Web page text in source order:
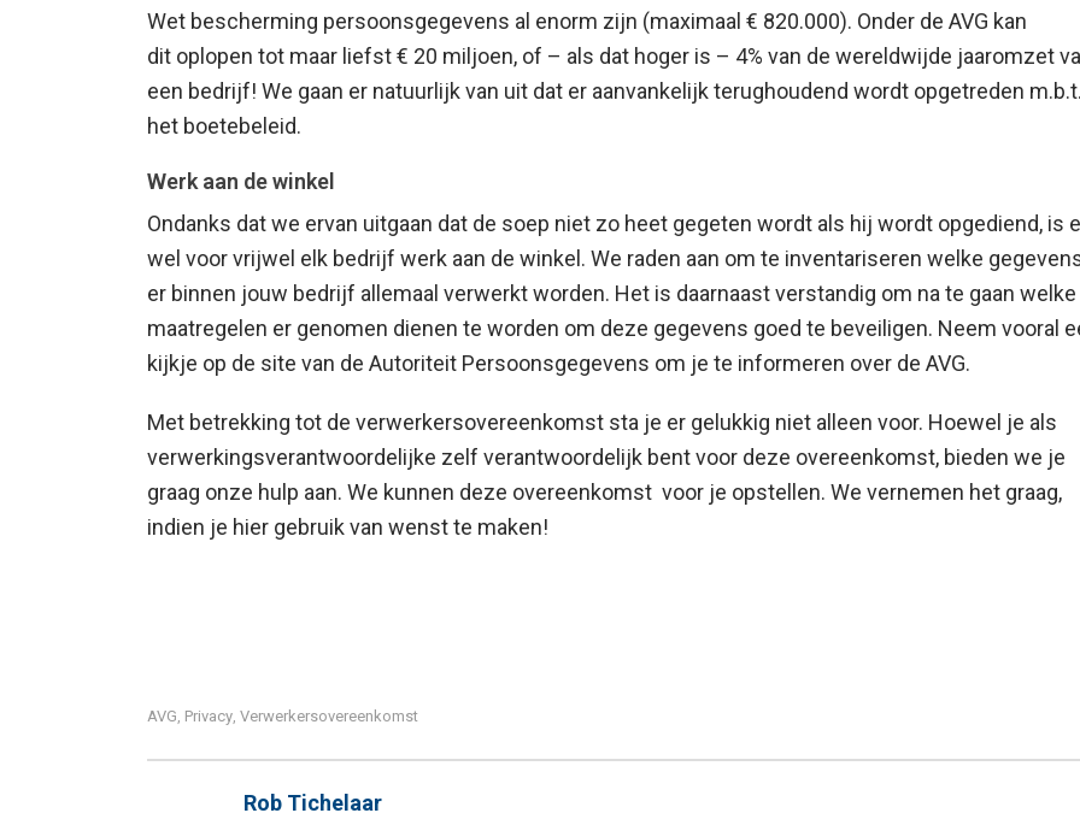
Wet bescherming persoonsgegevens al enorm zijn (maximaal € 820.000). Onder de AVG kan
dit oplopen tot maar liefst € 20 miljoen, of – als dat hoger is – 4% van de wereldwijde jaaromzet
een bedrijf! We gaan er natuurlijk van uit dat er aanvankelijk terughoudend wordt opgetreden m.b.t.
het boetebeleid.
Werk aan de winkel
Ondanks dat we ervan uitgaan dat de soep niet zo heet gegeten wordt als hij wordt opgediend, is
wel voor vrijwel elk bedrijf werk aan de winkel. We raden aan om te inventariseren welke
er binnen jouw bedrijf allemaal verwerkt worden. Het is daarnaast verstandig om na te gaan welke
maatregelen er genomen dienen te worden om deze gegevens goed te beveiligen. Neem vooral
kijkje op de site van de Autoriteit Persoonsgegevens om je te informeren over de AVG.
Met betrekking tot de verwerkersovereenkomst sta je er gelukkig niet alleen voor. Hoewel je als
verwerkingsverantwoordelijke zelf verantwoordelijk bent voor deze overeenkomst, bieden we je
graag onze hulp aan. We kunnen deze overeenkomst voor je opstellen. We vernemen het graag,
indien je hier gebruik van wenst te maken!
AVG, Privacy, Verwerkersovereenkomst
Rob Tichelaar